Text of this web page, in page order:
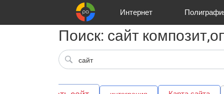
Интернет
Реклама и продвижение
Цифра и офсет
Телевидение Газеты
Аудио и звукозапись
Customers Partners
Korpa
Поиск: сайт